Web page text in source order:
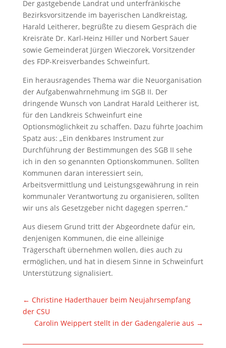
Der gastgebende Landrat und unterfränkische
Bezirksvorsitzende im bayerischen Landkreistag,
Harald Leitherer, begrüßte zu diesem Gespräch die
Kreisräte Dr. Karl-Heinz Hiller und Norbert Sauer
sowie Gemeinderat Jürgen Wieczorek, Vorsitzender
des FDP-Kreisverbandes Schweinfurt.
Ein herausragendes Thema war die Neuorganisation
der Aufgabenwahrnehmung im SGB II. Der
dringende Wunsch von Landrat Harald Leitherer ist,
für den Landkreis Schweinfurt eine
Optionsmöglichkeit zu schaffen. Dazu führte Joachim
Spatz aus: „Ein denkbares Instrument zur
Durchführung der Bestimmungen des SGB II sehe
ich in den so genannten Optionskommunen. Sollten
Kommunen daran interessiert sein,
Arbeitsvermittlung und Leistungsgewährung in rein
kommunaler Verantwortung zu organisieren, sollten
wir uns als Gesetzgeber nicht dagegen sperren.“
Aus diesem Grund tritt der Abgeordnete dafür ein,
denjenigen Kommunen, die eine alleinige
Trägerschaft übernehmen wollen, dies auch zu
ermöglichen, und hat in diesem Sinne in Schweinfurt
Unterstützung signalisiert.
← Christine Haderthauer beim Neujahrsempfang
der CSU
Carolin Weippert stellt in der Gadengalerie aus →